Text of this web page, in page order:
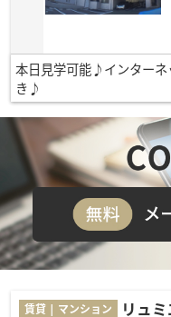
本日見学可能♪インター
き♪
賃貸 | マンション リュ